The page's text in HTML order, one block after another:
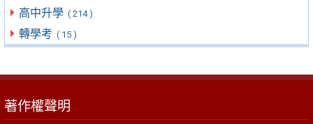
高中升學 ( 214 )
轉學考 ( 15 )
著作權聲明